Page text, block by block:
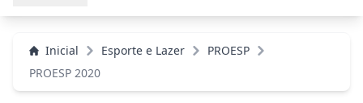
Inicial Esporte e Lazer
PROESP
PROESP 2020